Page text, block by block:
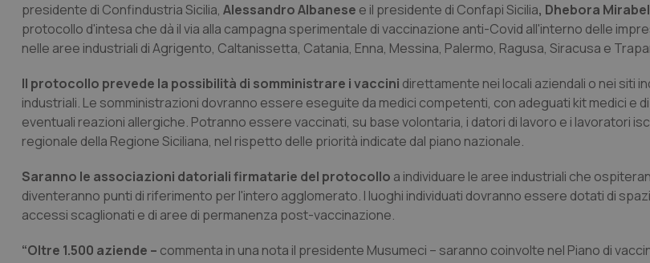
presidente di Confindustria Sicilia, Alessandro Albanese e il presidente di Confapi Sicilia, Dhebora
protocollo d'intesa che dà il via alla campagna sperimentale di vaccinazione anti-Covid all'interno delle
nelle aree industriali di Agrigento, Caltanissetta, Catania, Enna, Messina, Palermo, Ragusa, Siracusa e
Il protocollo prevede la possibilità di somministrare i vaccini direttamente nei locali aziendali o nei siti
industriali. Le somministrazioni dovranno essere eseguite da medici competenti, con adeguati kit medici e
eventuali reazioni allergiche. Potranno essere vaccinati, su base volontaria, i datori di lavoro e i lavoratori
regionale della Regione Siciliana, nel rispetto delle priorità indicate dal piano nazionale.
Saranno le associazioni datoriali firmatarie del protocollo a individuare le aree industriali che
diventeranno punti di riferimento per l'intero agglomerato. I luoghi individuati dovranno essere dotati di
accessi scaglionati e di aree di permanenza post-vaccinazione.
“Oltre 1.500 aziende – commenta in una nota il presidente Musumeci – saranno coinvolte nel Piano di